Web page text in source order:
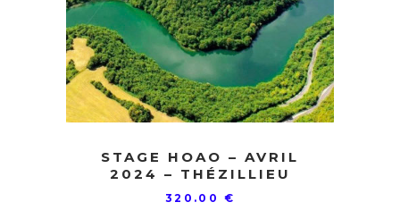
STAGE HOAO – AVRIL
2024 – THÉZILLIEU
320.00 €